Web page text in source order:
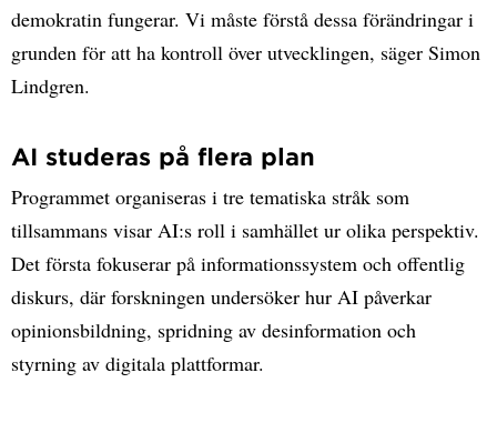
demokratin fungerar. Vi måste förstå dessa förändringar i
grunden för att ha kontroll över utvecklingen, säger Simon
Lindgren.
AI studeras på flera plan
Programmet organiseras i tre tematiska stråk som
tillsammans visar AI:s roll i samhället ur olika perspektiv.
Det första fokuserar på informationssystem och offentlig
diskurs, där forskningen undersöker hur AI påverkar
opinionsbildning, spridning av desinformation och
styrning av digitala plattformar.